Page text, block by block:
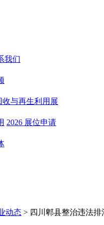
我们
收与再生利用展
2026 展位申请
动态 > 四川郫县整治违法排